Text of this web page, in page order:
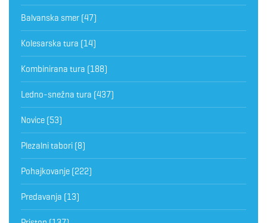
Balvanska smer (47)
Kolesarska tura (14)
Kombinirana tura (188)
Ledno-snežna tura (437)
Novice (53)
Plezalni tabori (8)
Pohajkovanje (222)
Predavanja (13)